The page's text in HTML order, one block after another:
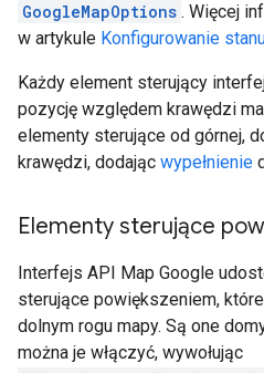
GoogleMapOptions . Więcej
w artykule Konfigurowanie
Każdy element sterujący
pozycję względem krawędzi
elementy sterujące od górnej,
krawędzi, dodając wypełnienie
Elementy sterujące
Interfejs API Map Google
sterujące powiększeniem,
dolnym rogu mapy. Są one
można je włączyć, wywołując